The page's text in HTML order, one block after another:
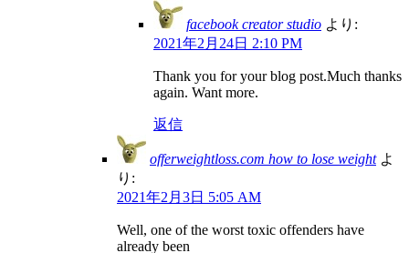
facebook creator studio より:
2021年2月24日 2:10 PM
Thank you for your blog post.Much thanks
again. Want more.
返信
offerweightloss.com how to lose weight よ
り:
2021年2月3日 5:05 AM
Well, one of the worst toxic offenders have
already been